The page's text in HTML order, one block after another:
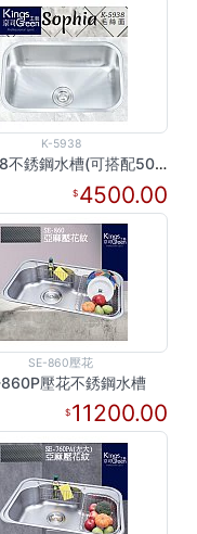
K-5938
K-5938不銹鋼水槽(可搭配50檯面深使用)
4500.00
SE-860壓花
壓花不銹鋼水槽
11200.00